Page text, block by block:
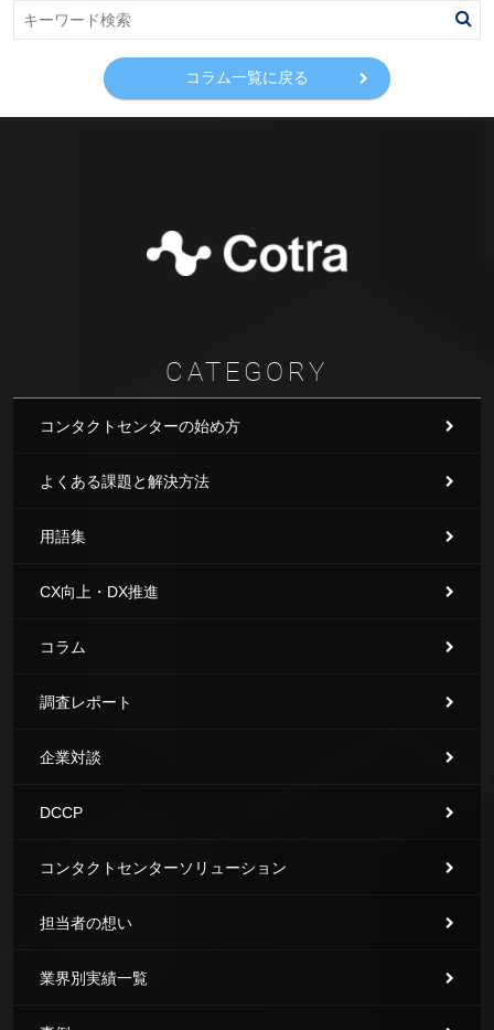
コラム一覧に戻る
CATEGORY
コンタクトセンターの始め方
よくある課題と解決方法
用語集
CX向上・DX推進
コラム
調査レポート
企業対談
DCCP
コンタクトセンターソリューション
担当者の想い
業界別実績一覧